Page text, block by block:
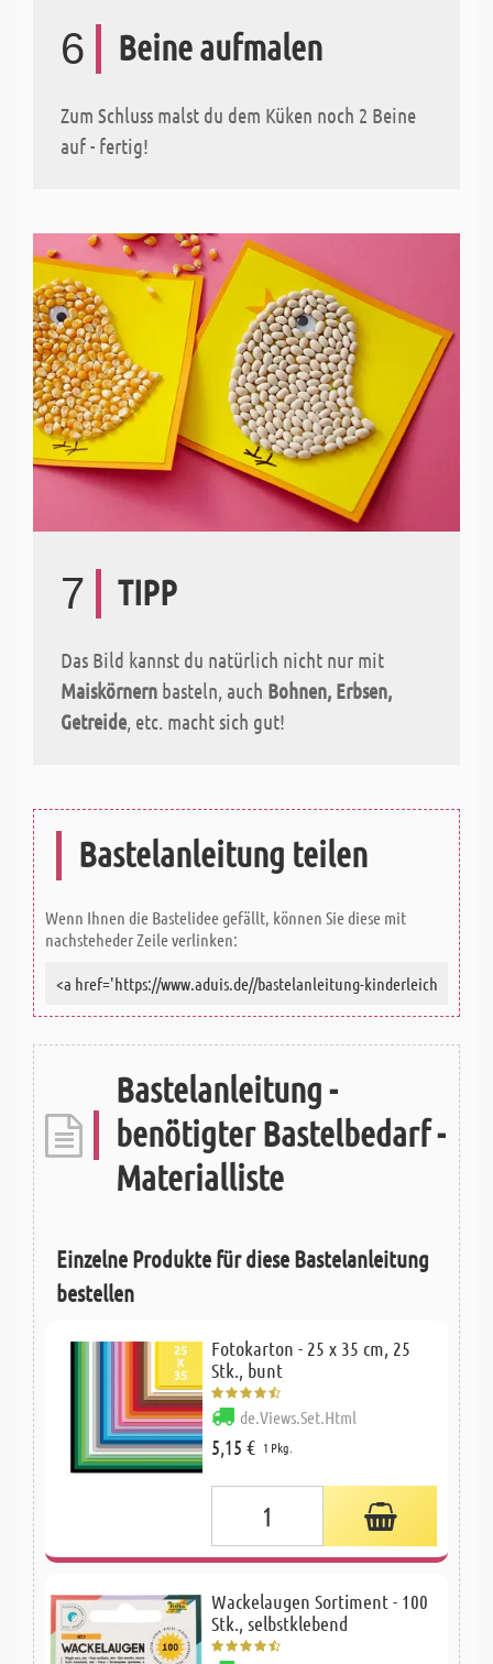
6 Beine aufmalen
Zum Schluss malst du dem Küken noch 2 Beine
auf - fertig!
7 TIPP
Das Bild kannst du natürlich nicht nur mit
Maiskörnern basteln, auch Bohnen, Erbsen,
Getreide, etc. macht sich gut!
Bastelanleitung teilen
Wenn Ihnen die Bastelidee gefällt, können Sie diese mit
nachsteheder Zeile verlinken:
Bastelanleitung -
benötigter Bastelbedarf -
Materialliste
Einzelne Produkte für diese Bastelanleitung
bestellen
Fotokarton - 25 x 35 cm, 25
Stk., bunt
de.Views.Set.Html
5,15 € 1 Pkg.
Wackelaugen Sortiment - 100
Stk., selbstklebend